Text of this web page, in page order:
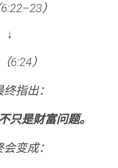
）
↓
6:24）
指出：
只是财富问题。
变成：